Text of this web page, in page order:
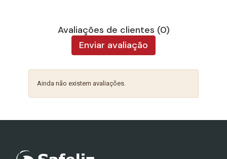
Avaliações de clientes (0)
Enviar avaliação
Ainda não existem avaliações.